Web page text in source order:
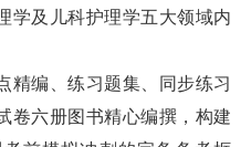
学及儿科护理学五大领域内
精编、练习题集、同步练习
卷六册图书精心编撰，构建